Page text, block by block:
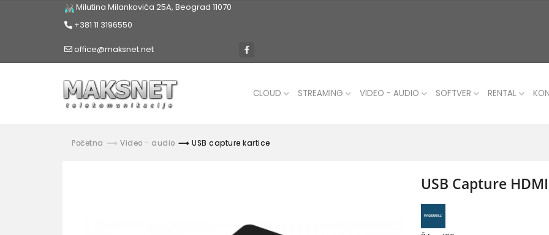
Milutina Milankovića 25A, Beograd 11070
+381 11 3196550
office@maksnet.net
CLOUD STREAMING VIDEO - AUDIO SOFTVER RENTAL
Početna Video - audio USB capture kartice
USB Capture